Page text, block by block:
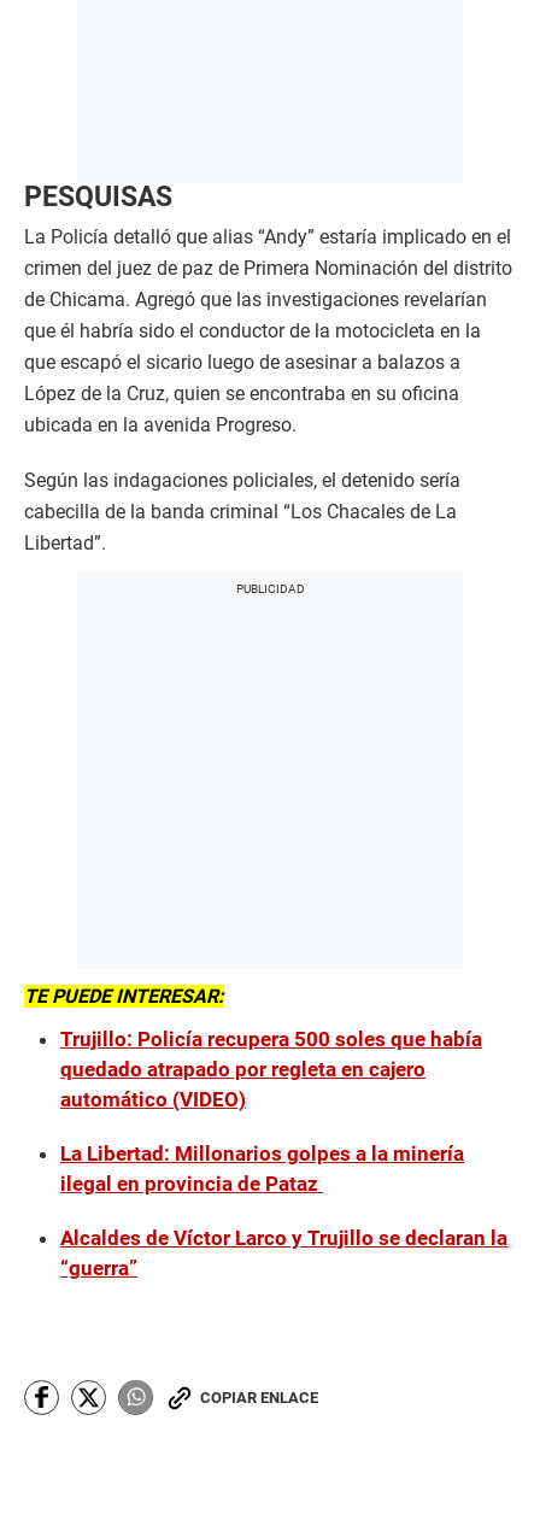
PESQUISAS
La Policía detalló que alias “Andy” estaría implicado en el
crimen del juez de paz de Primera Nominación del distrito
de Chicama. Agregó que las investigaciones revelarían
que él habría sido el conductor de la motocicleta en la
que escapó el sicario luego de asesinar a balazos a
López de la Cruz, quien se encontraba en su oficina
ubicada en la avenida Progreso.
Según las indagaciones policiales, el detenido sería
cabecilla de la banda criminal “Los Chacales de La
Libertad”.
TE PUEDE INTERESAR:
Trujillo: Policía recupera 500 soles que había
quedado atrapado por regleta en cajero
automático (VIDEO)
La Libertad: Millonarios golpes a la minería
ilegal en provincia de Pataz
Alcaldes de Víctor Larco y Trujillo se declaran la
“guerra”
COPIAR ENLACE